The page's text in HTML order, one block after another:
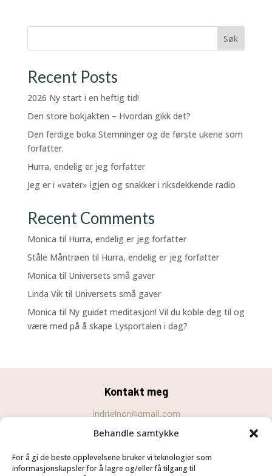
Behandle samtykke
For å gi de beste opplevelsene bruker vi teknologier som
informasjonskapsler for å lagre og/eller få tilgang til
Søk
Recent Posts
2026 Ny start i en heftig tid!
Den store bokjakten – Hvordan gikk det?
Den ferdige boka Stemninger og de første ukene som
forfatter.
Hurra, endelig er jeg forfatter
Jeg er i «vater» igjen og snakker i riksdekkende radio
Recent Comments
Monica til Hurra, endelig er jeg forfatter
Ståle Måntrøen til Hurra, endelig er jeg forfatter
Monica til Universets små gaver
Linda Viktil Universets små gaver
Monica til Ny guidet meditasjon! Vil du koble deg til og
være med på å skape Lysportalen i dag?
Kontakt meg
indrielnor@gmail.com
Personvernerklæring
Cookie-erklæring (EU)